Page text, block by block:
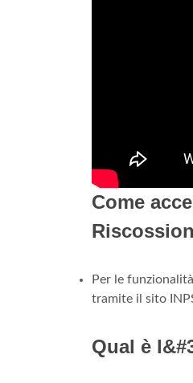
Come
Per le
tramite il sito
Qual è